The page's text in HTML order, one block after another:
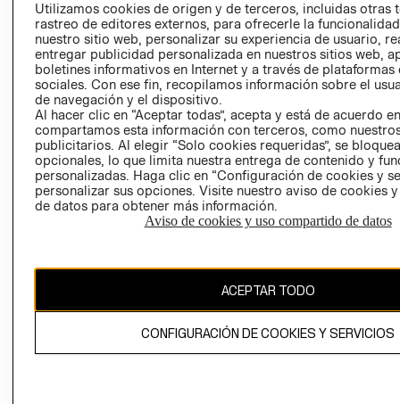
COOKIES
LIBRO DE
Ecuador ($)
CAMBIAR REGIÓN
El contenido de esta página web está protegido por copyright y es
Utilizamos cookies de origen y de terceros, incluidas otras
rastreo de editores externos, para ofrecerle la
nuestro sitio web, personalizar su experiencia de usuario,
entregar publicidad personalizada en nuestros sitios web,
boletines informativos en Internet y a través de plataformas
sociales. Con ese fin, recopilamos información sobre el
de navegación y el dispositivo.
Al hacer clic en “Aceptar todas”, acepta y está de acuerdo
compartamos esta información con terceros, como
publicitarios. Al elegir “Solo cookies requeridas”, se
opcionales, lo que limita nuestra entrega de contenido y
personalizadas. Haga clic en “Configuración de cookies y
personalizar sus opciones. Visite nuestro aviso de cookies
de datos para obtener más información.
Aviso de cookies y uso compartido de datos
ACEPTAR TODO
CONFIGURACIÓN DE COOKIES Y SERVICIOS